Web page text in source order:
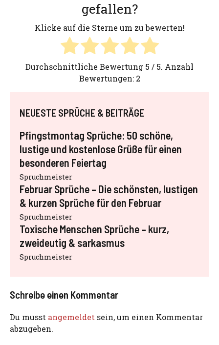
gefallen?
Klicke auf die Sterne um zu bewerten!
Durchschnittliche Bewertung 5 / 5. Anzahl
Bewertungen: 2
NEUESTE SPRÜCHE & BEITRÄGE
Pfingstmontag Sprüche: 50 schöne,
lustige und kostenlose Grüße für einen
besonderen Feiertag
Spruchmeister
Februar Sprüche – Die schönsten, lustigen
& kurzen Sprüche für den Februar
Spruchmeister
Toxische Menschen Sprüche – kurz,
zweideutig & sarkasmus
Spruchmeister
Schreibe einen Kommentar
Du musst angemeldet sein, um einen Kommentar
abzugeben.